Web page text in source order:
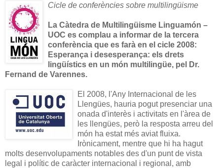
Cicle de conferències sobre multilingüisme
La Càtedra de Multilingüisme Linguamón –
UOC es complau a informar de la tercera
conferència que es farà en el cicle 2008:
Esperança i desesperança: els drets
lingüístics en un món multilingüe, pel Dr.
Fernand de Varennes.
El 2008, l'Any Internacional de les
Llengües, hauria pogut presenciar una
onada d'interès i activitats en l'àrea de
les llengües, però la resposta arreu del
món ha estat més aviat fluixa.
Irònicament, mentre que hi ha hagut
molts desenvolupaments notables des d'un punt de vista
legal i polític de caràcter internacional i regional, amb